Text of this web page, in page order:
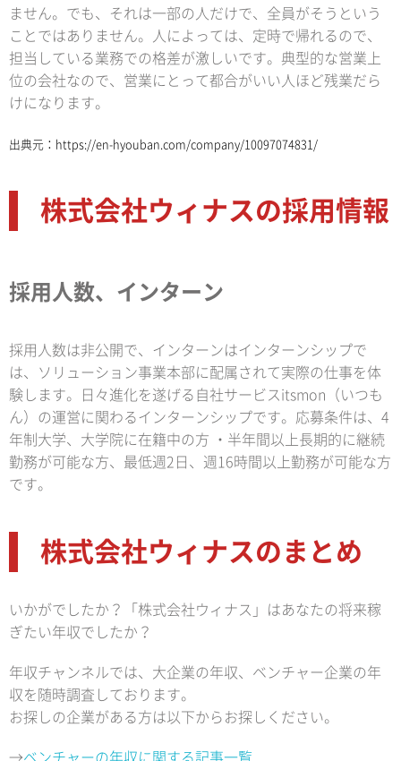
ません。でも、それは一部の人だけで、全員がそうという
ことではありません。人によっては、定時で帰れるので、
担当している業務での格差が激しいです。典型的な営業上
位の会社なので、営業にとって都合がいい人ほど残業だら
けになります。
出典元： https://en-hyouban.com/company/10097074831/
株式会社ウィナスの採用情報
採用人数、インターン
採用人数は非公開で、インターンはインターンシップで
は、ソリューション事業本部に配属されて実際の仕事を体
験します。日々進化を遂げる自社サービスitsmon（いつも
ん）の運営に関わるインターンシップです。応募条件は、4
年制大学、大学院に在籍中の方 ・半年間以上長期的に継続
勤務が可能な方、最低週2日、週16時間以上勤務が可能な方
です。
株式会社ウィナスのまとめ
いかがでしたか？「株式会社ウィナス」はあなたの将来稼
ぎたい年収でしたか？
年収チャンネルでは、大企業の年収、ベンチャー企業の年
収を随時調査しております。
お探しの企業がある方は以下からお探しください。
→ベンチャーの年収に関する記事一覧